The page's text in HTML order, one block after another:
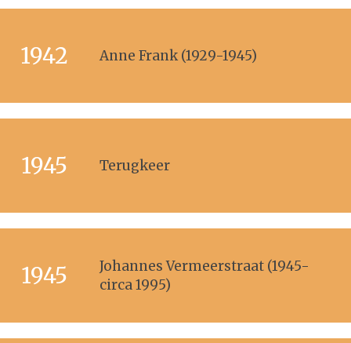
1942 Anne Frank (1929-1945)
1945 Terugkeer
1945
Johannes Vermeerstraat (1945-
circa 1995)